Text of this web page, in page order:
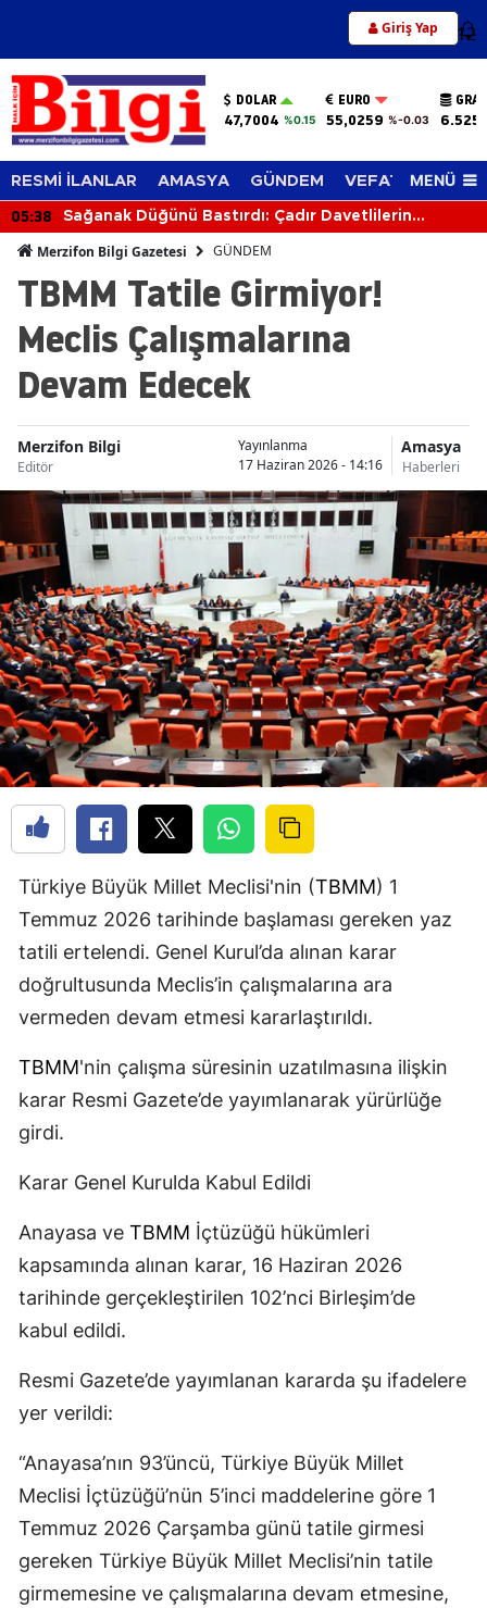
Giriş Yap 12
DOLAR
47,7004 %0.15
EURO
55,0259 %-0.03
RESMİ İLANLAR AMASYA GÜNDEM VEFAT EDENLER
MENÜ
05:38
Sağanak Düğünü Bastırdı: Çadır Davetlilerin
Merzifon Bilgi Gazetesi GÜNDEM
TBMM Tatile Girmiyor!
Meclis Çalışmalarına
Devam Edecek
Merzifon Bilgi
Editör
Yayınlanma
17 Haziran 2026 - 14:16
Amasya
Haberleri
Türkiye Büyük Millet Meclisi'nin (TBMM) 1
Temmuz 2026 tarihinde başlaması gereken yaz
tatili ertelendi. Genel Kurul’da alınan karar
doğrultusunda Meclis’in çalışmalarına ara
vermeden devam etmesi kararlaştırıldı.
TBMM'nin çalışma süresinin uzatılmasına ilişkin
karar Resmi Gazete’de yayımlanarak yürürlüğe
girdi.
Karar Genel Kurulda Kabul Edildi
Anayasa ve TBMM İçtüzüğü hükümleri
kapsamında alınan karar, 16 Haziran 2026
tarihinde gerçekleştirilen 102’nci Birleşim’de
kabul edildi.
Resmi Gazete’de yayımlanan kararda şu ifadelere
yer verildi:
“Anayasa’nın 93’üncü, Türkiye Büyük Millet
Meclisi İçtüzüğü’nün 5’inci maddelerine göre 1
Temmuz 2026 Çarşamba günü tatile girmesi
gereken Türkiye Büyük Millet Meclisi’nin tatile
girmemesine ve çalışmalarına devam etmesine,